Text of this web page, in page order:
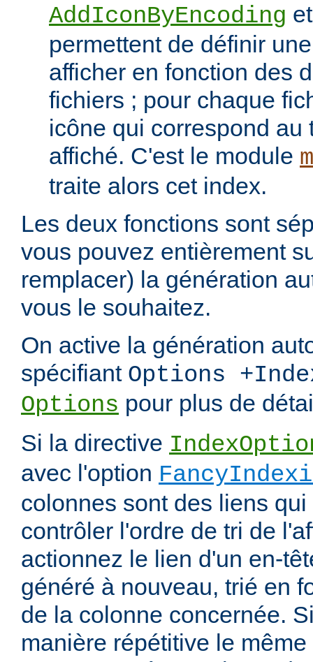
AddIconByEncoding
permettent de définir
afficher en fonction des
fichiers ; pour chaque
icône qui correspond au
affiché. C'est le module
traite alors cet index.
Les deux fonctions sont
vous pouvez entièrement
remplacer) la génération
vous le souhaitez.
On active la génération
spécifiant Options
Options pour plus de
Si la directive
avec l'option
colonnes sont des liens
contrôler l'ordre de tri de
actionnez le lien d'un en-
généré à nouveau, trié en
de la colonne concernée.
manière répétitive le